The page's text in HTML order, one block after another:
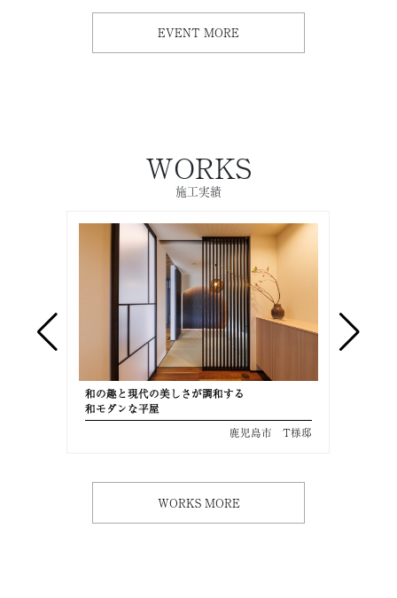
EVENT MORE
WORKS
施工実績
和の趣と現代の美しさが調和する
和モダンな平屋
鹿児島市 T様邸
WORKS MORE